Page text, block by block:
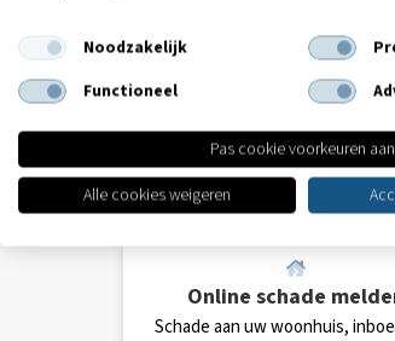
Online schade
Schade aan uw woonhuis,
Noodzakelijk
Functioneel
Pas cookie voorkeuren aan
Alle cookies weigeren